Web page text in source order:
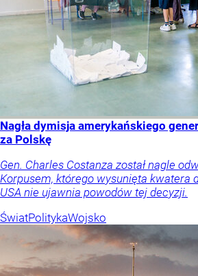
Nagła dymisja amerykańskiego
za Polskę
Gen. Charles Costanza został nagle
Korpusem, którego wysunięta kwatera
USA nie ujawnia powodów tej decyzji.
ŚwiatPolitykaWojsko